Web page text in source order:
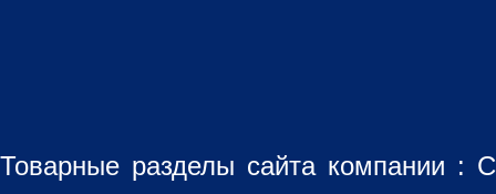
Товарные разделы сайта компании :